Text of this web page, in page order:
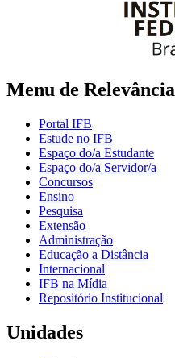
Menu de Relevância
Portal IFB
Estude no IFB
Espaço do/a Estudante
Espaço do/a Servidor/a
Concursos
Ensino
Pesquisa
Extensão
Administração
Educação a Distância
Internacional
IFB na Mídia
Repositório Institucional
Unidades